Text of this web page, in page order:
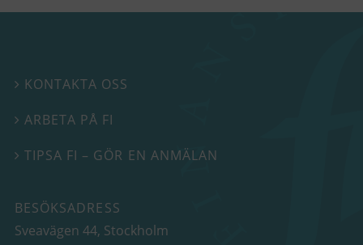
 KONTAKTA OSS
 ARBETA PÅ FI
TIPSA FI – GÖR EN ANMÄLAN
BESÖKSADRESS
Sveavägen 44, Stockholm